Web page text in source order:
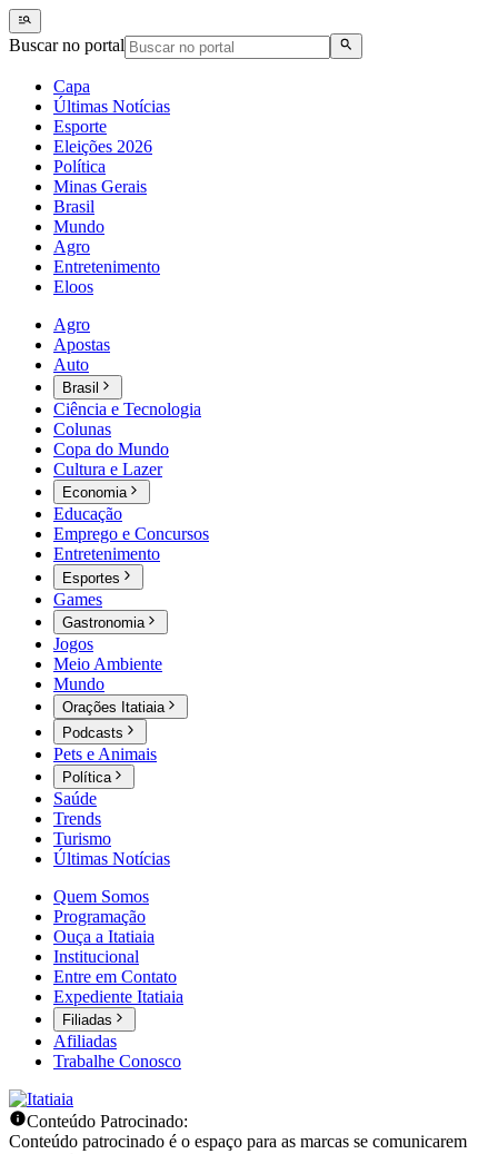
Buscar no portal
Capa
Últimas Notícias
Esporte
Eleições 2026
Política
Minas Gerais
Brasil
Mundo
Agro
Entretenimento
Eloos
Agro
Apostas
Auto
Brasil
Ciência e Tecnologia
Colunas
Copa do Mundo
Cultura e Lazer
Economia
Educação
Emprego e Concursos
Entretenimento
Esportes
Games
Gastronomia
Jogos
Meio Ambiente
Mundo
Orações Itatiaia
Podcasts
Pets e Animais
Política
Saúde
Trends
Turismo
Últimas Notícias
Quem Somos
Programação
Ouça a Itatiaia
Institucional
Entre em Contato
Expediente Itatiaia
Filiadas
Afiliadas
Trabalhe Conosco
Conteúdo Patrocinado:
Conteúdo patrocinado é o espaço para as marcas se comunicarem